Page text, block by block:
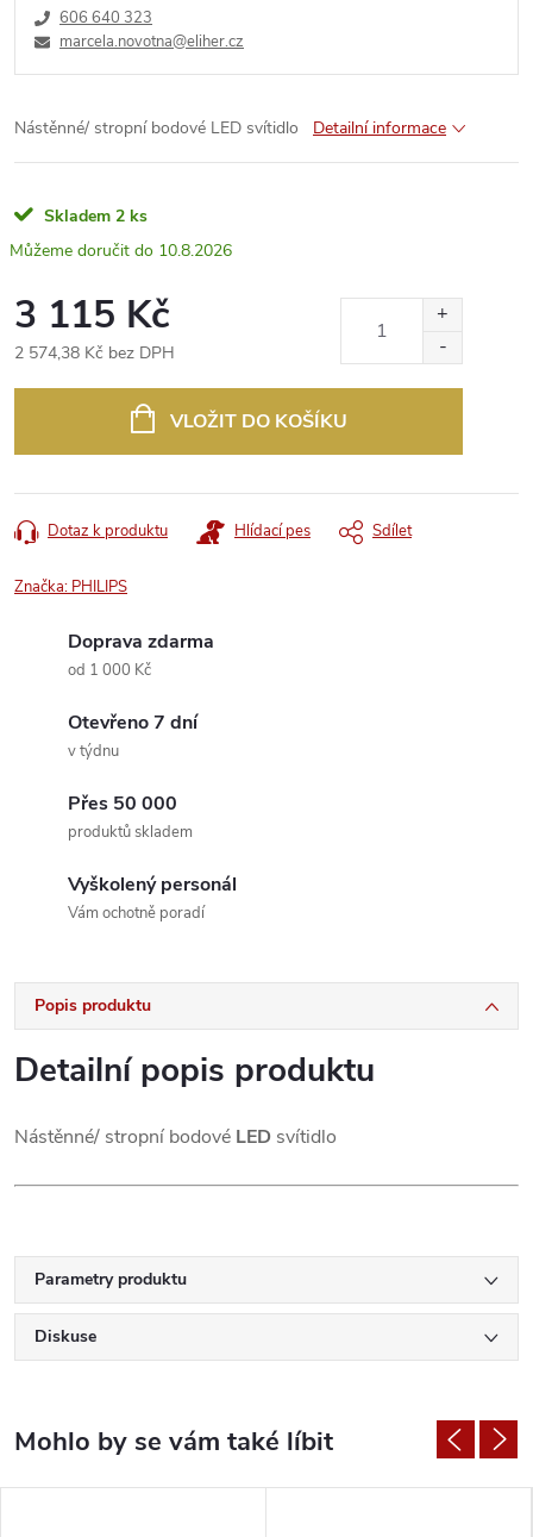
606 640 323
marcela.novotna@eliher.cz
Nástěnné/ stropní bodové LED svítidlo Detailní informace
Skladem 2 ks
10.8.2026
3 115 Kč
2 574,38 Kč bez DPH
VLOŽIT DO KOŠÍKU
Dotaz k produktu Hlídací pes Sdílet
Značka: PHILIPS
Doprava zdarma
od 1 000 Kč
Otevřeno 7 dní
v týdnu
Přes 50 000
produktů skladem
Vyškolený personál
Vám ochotně poradí
Popis produktu
Detailní popis produktu
Nástěnné/ stropní bodové LED svítidlo
Parametry produktu
Diskuse